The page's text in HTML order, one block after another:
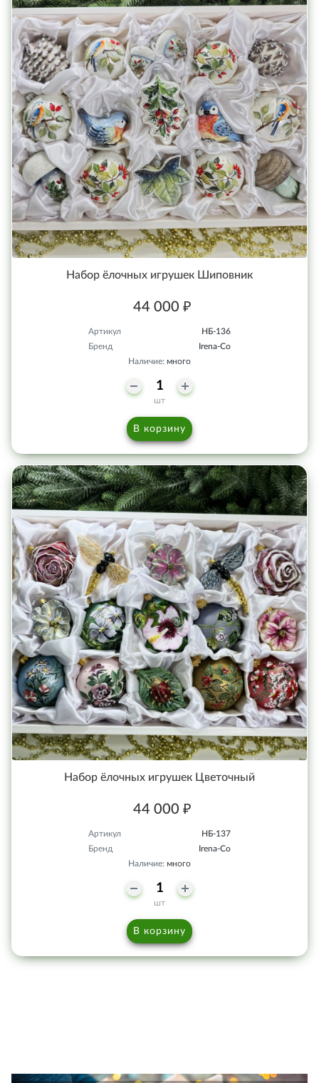
Набор ёлочных игрушек Шиповник
44 000 ₽
Артикул
НБ-136
Бренд
Irena-Co
Наличие: много
шт
В корзину
Набор ёлочных игрушек Цветочный
44 000 ₽
Артикул
НБ-137
Бренд
Irena-Co
Наличие: много
шт
В корзину